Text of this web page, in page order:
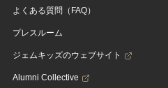
よくある質問（FAQ）
プレスルーム
ジェムキッズのウェブサイト
Alumni Collective